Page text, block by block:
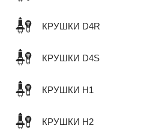
КРУШКИ D4R
КРУШКИ D4S
КРУШКИ H1
КРУШКИ H2